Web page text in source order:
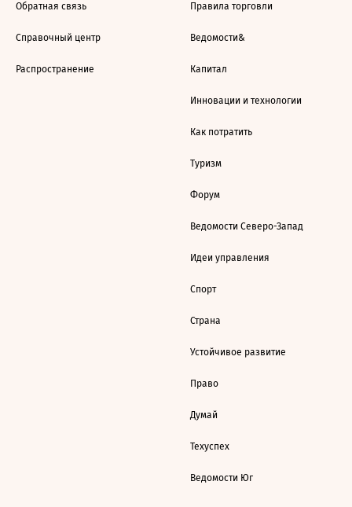
Обратная связь
Справочный центр
Распространение
Правила торговли
Ведомости&
Капитал
Инновации и технологии
Как потратить
Туризм
Форум
Ведомости Северо-Запад
Идеи управления
Спорт
Страна
Устойчивое развитие
Право
Думай
Техуспех
Ведомости Юг